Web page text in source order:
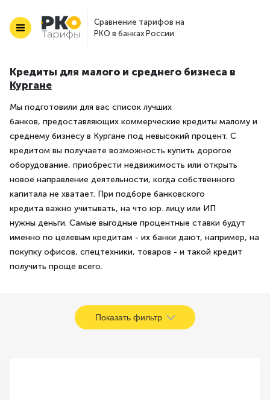
Сравнение тарифов на
РКО в банках России
Кредиты для малого и среднего бизнеса в
Кургане
Мы подготовили для вас список лучших
банков, предоставляющих коммерческие кредиты малому и
среднему бизнесу в Кургане под невысокий процент. С
кредитом вы получаете возможность купить дорогое
оборудование, приобрести недвижимость или открыть
новое направление деятельности, когда собственного
капитала не хватает. При подборе банковского
кредита важно учитывать, на что юр. лицу или ИП
нужны деньги. Самые выгодные процентные ставки будут
именно по целевым кредитам - их банки дают, например, на
покупку офисов, спецтехники, товаров - и такой кредит
получить проще всего.
Показать фильтр